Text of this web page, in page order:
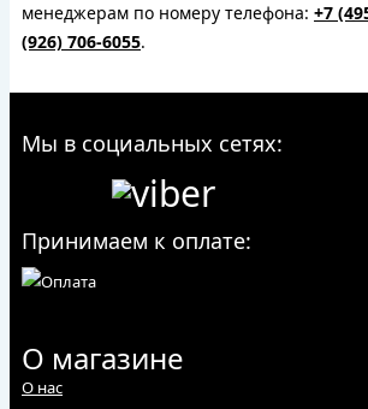
менеджерам по номеру телефона: +7
(926) 706-6055.
Мы в социальных сетях:
Принимаем к оплате:
О магазине
О нас